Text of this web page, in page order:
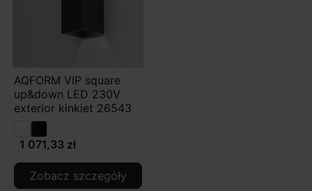
AQFORM VIP square
up&down LED 230V
exterior kinkiet 26543
1 071,33 zł
Zobacz szczegóły